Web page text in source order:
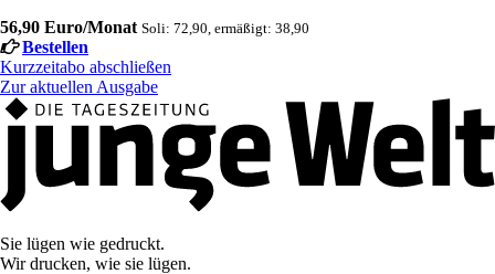
56,90 Euro/Monat Soli: 72,90, ermäßigt: 38,90
Bestellen
Kurzzeitabo abschließen
Zur aktuellen Ausgabe
Sie lügen wie gedruckt.
Wir drucken, wie sie lügen.